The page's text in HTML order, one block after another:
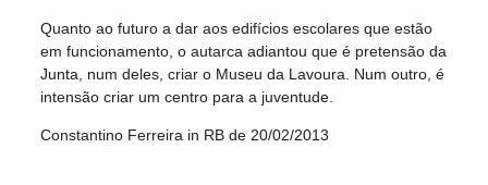
Quanto ao futuro a dar aos edifícios escolares que estão
em funcionamento, o autarca adiantou que é pretensão da
Junta, num deles, criar o Museu da Lavoura. Num outro, é
intensão criar um centro para a juventude.
Constantino Ferreira in RB de 20/02/2013